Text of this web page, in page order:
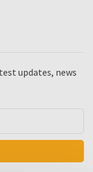
updates, news